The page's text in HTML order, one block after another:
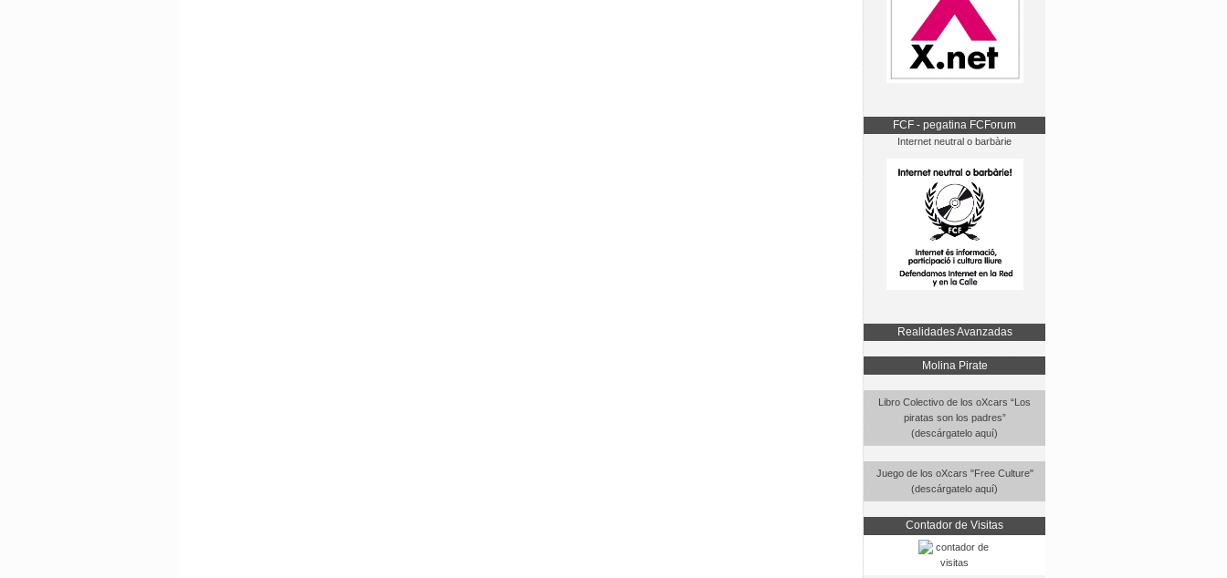
FCF - pegatina FCForum
Internet neutral o barbàrie
Realidades Avanzadas
Molina Pirate
Libro Colectivo de los oXcars “Los
piratas son los padres”
(descárgatelo aquí)
Juego de los oXcars "Free Culture"
(descárgatelo aquí)
Contador de Visitas